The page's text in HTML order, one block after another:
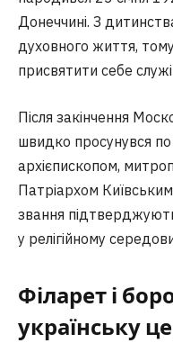
Донеччині. З
духовного життя,
присвятити себе
Після закінчення
швидко просунувся
архієпископом,
Патріархом Київським
звання
у релігійному
Філарет і
українську